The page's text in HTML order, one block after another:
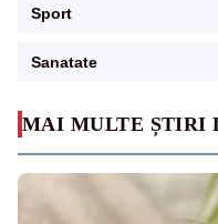
MAI MULTE ȘTIRI
Sport
Sanatate